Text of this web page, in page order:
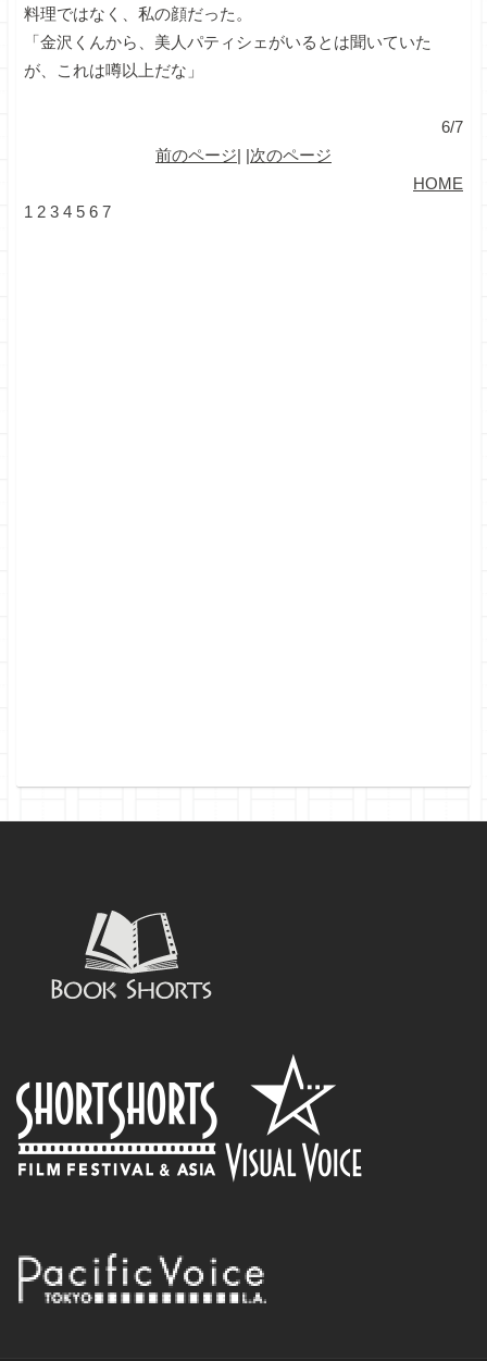
料理ではなく、私の顔だった。
「金沢くんから、美人パティシェがいるとは聞いていた
が、これは噂以上だな」
6/7
前のページ| |次のページ
HOME
1 2 3 4 5 6 7